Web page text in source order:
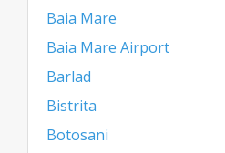
Baia Mare
Baia Mare Airport
Barlad
Bistrita
Botosani